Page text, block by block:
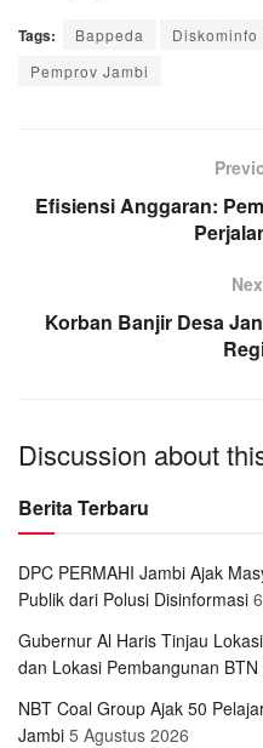
Tags: Bappeda
Pemprov Jambi
Efisiensi Anggaran:
Korban Banjir Desa
Discussion about
Berita Terbaru
DPC PERMAHI Jambi Ajak
Publik dari Polusi Disinformasi
Gubernur Al Haris Tinjau
dan Lokasi Pembangunan
NBT Coal Group Ajak 50
Jambi 5 Agustus 2026